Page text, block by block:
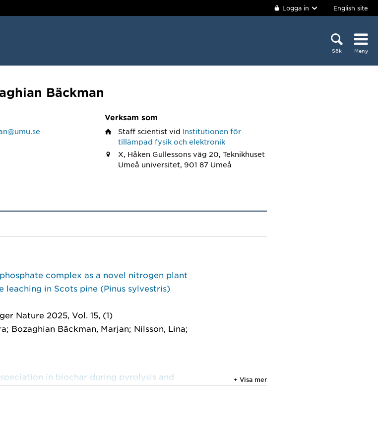
Logga in English site
Sök Meny
Bäckman
Verksam som
Staff scientist vid Institutionen för
tillämpad fysik och elektronik
X, Håken Gullessons väg 20, Teknikhuset
Umeå universitet, 901 87 Umeå
complex as a novel nitrogen plant
in Scots pine (Pinus sylvestris)
Nature 2025, Vol. 15, (1)
Bozaghian Bäckman, Marjan; Nilsson, Lina;
in biochar during pyrolysis and
+ Visa mer